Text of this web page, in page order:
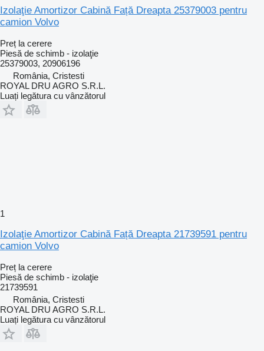
Izolaţie Amortizor Cabină Față Dreapta 25379003 pentru
camion Volvo
Preț la cerere
Piesă de schimb - izolaţie
25379003, 20906196
România, Cristesti
ROYAL DRU AGRO S.R.L.
Luați legătura cu vânzătorul
1
Izolaţie Amortizor Cabină Față Dreapta 21739591 pentru
camion Volvo
Preț la cerere
Piesă de schimb - izolaţie
21739591
România, Cristesti
ROYAL DRU AGRO S.R.L.
Luați legătura cu vânzătorul